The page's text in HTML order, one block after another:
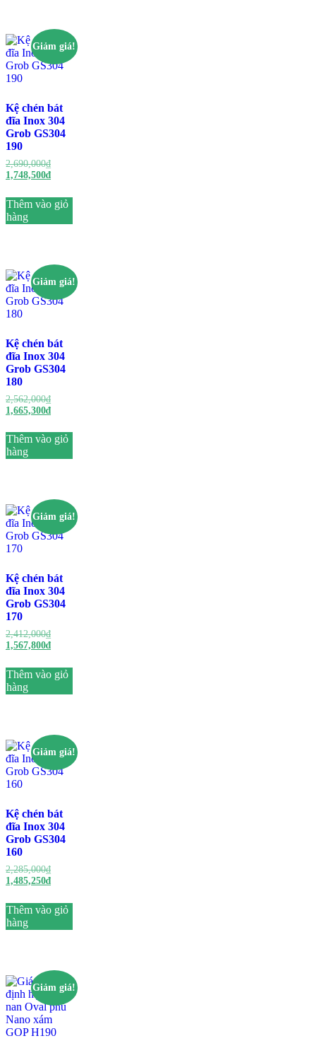
Giảm giá!
Kệ chén bát
đĩa Inox 304
Grob GS304
190
2,690,000₫
1,748,500₫
Thêm vào giỏ
hàng
Giảm giá!
Kệ chén bát
đĩa Inox 304
Grob GS304
180
2,562,000₫
1,665,300₫
Thêm vào giỏ
hàng
Giảm giá!
Kệ chén bát
đĩa Inox 304
Grob GS304
170
2,412,000₫
1,567,800₫
Thêm vào giỏ
hàng
Giảm giá!
Kệ chén bát
đĩa Inox 304
Grob GS304
160
2,285,000₫
1,485,250₫
Thêm vào giỏ
hàng
Giảm giá!